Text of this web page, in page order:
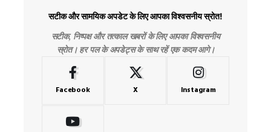
सटीक और सामयिक अपडेट के लिए आपका विश्वसनीय स्रोत!
सटीक, निष्पक्ष और तत्काल खबरों के लिए आपका विश्वसनीय
स्रोत। हर पल के अपडेट्स के साथ रहें एक कदम आगे।
Facebook X Instagram